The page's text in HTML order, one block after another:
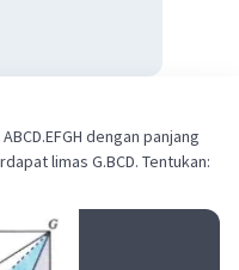
dengan panjang
limas G.BCD. Tentukan: